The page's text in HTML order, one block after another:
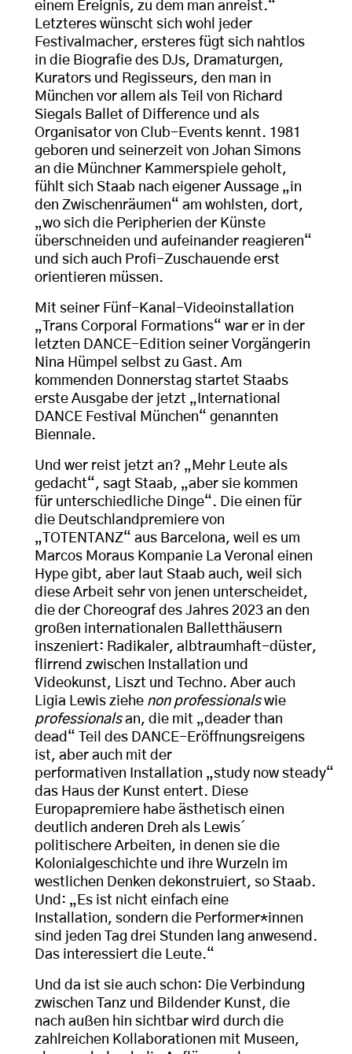
einem Ereignis, zu dem man anreist.“
Letzteres wünscht sich wohl jeder
Festivalmacher, ersteres fügt sich nahtlos
in die Biografie des DJs, Dramaturgen,
Kurators und Regisseurs, den man in
München vor allem als Teil von Richard
Siegals Ballet of Difference und als
Organisator von Club-Events kennt. 1981
geboren und seinerzeit von Johan Simons
an die Münchner Kammerspiele geholt,
fühlt sich Staab nach eigener Aussage „in
den Zwischenräumen“ am wohlsten, dort,
„wo sich die Peripherien der Künste
überschneiden und aufeinander reagieren“
und sich auch Profi-Zuschauende erst
orientieren müssen.
Mit seiner Fünf-Kanal-Videoinstallation
„Trans Corporal Formations“ war er in der
letzten DANCE-Edition seiner Vorgängerin
Nina Hümpel selbst zu Gast. Am
kommenden Donnerstag startet Staabs
erste Ausgabe der jetzt „International
DANCE Festival München“ genannten
Biennale.
Und wer reist jetzt an? „Mehr Leute als
gedacht“, sagt Staab, „aber sie kommen
für unterschiedliche Dinge“. Die einen für
die Deutschlandpremiere von
„TOTENTANZ“ aus Barcelona, weil es um
Marcos Moraus Kompanie La Veronal einen
Hype gibt, aber laut Staab auch, weil sich
diese Arbeit sehr von jenen unterscheidet,
die der Choreograf des Jahres 2023 an den
großen internationalen Balletthäusern
inszeniert: Radikaler, albtraumhaft-düster,
flirrend zwischen Installation und
Videokunst, Liszt und Techno. Aber auch
Ligia Lewis ziehe non professionalswie
professionalsan, die mit „deader than
dead“ Teil des DANCE-Eröffnungsreigens
ist, aber auch mit der
performativen Installation „study now steady“
das Haus der Kunst entert. Diese
Europapremiere habe ästhetisch einen
deutlich anderen Dreh als Lewis´
politischere Arbeiten, in denen sie die
Kolonialgeschichte und ihre Wurzeln im
westlichen Denken dekonstruiert, so Staab.
Und: „Es ist nicht einfach eine
Installation, sondern die Performer*innen
sind jeden Tag drei Stunden lang anwesend.
Das interessiert die Leute.“
Und da ist sie auch schon: Die Verbindung
zwischen Tanz und Bildender Kunst, die
nach außen hin sichtbar wird durch die
zahlreichen Kollaborationen mit Museen,